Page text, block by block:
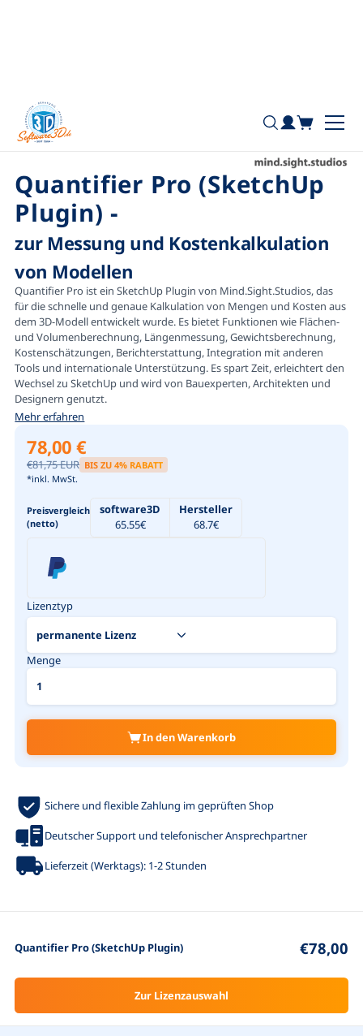
Home Mind.Sight.Studios
Quantifier Pro (SketchUp
Plugin)-
zur Messung und Kostenkalkulation
von Modellen
Quantifier Pro ist ein SketchUp Plugin von Mind.Sight.Studios, das
für die schnelle und genaue Kalkulation von Mengen und Kosten aus
dem 3D-Modell entwickelt wurde. Es bietet Funktionen wie Flächen-
und Volumenberechnung, Längenmessung, Gewichtsberechnung,
Kostenschätzungen, Berichterstattung, Integration mit anderen
Tools und internationale Unterstützung. Es spart Zeit, erleichtert den
Wechsel zu SketchUp und wird von Bauexperten, Architekten und
Designern genutzt.
Mehr erfahren
78,00 €
€81,75 EUR BIS ZU4% RABATT
*inkl. MwSt.
Preisvergleich
(netto)
software3D
65.55€
Hersteller
68.7€
Lizenztyp
Menge
In den Warenkorb
Sichere und flexible Zahlung im geprüften Shop
Deutscher Support und telefonischer Ansprechpartner
Lieferzeit (Werktags): 1-2 Stunden
Quantifier Pro (SketchUp Plugin) €78,00
Zur Lizenzauswahl